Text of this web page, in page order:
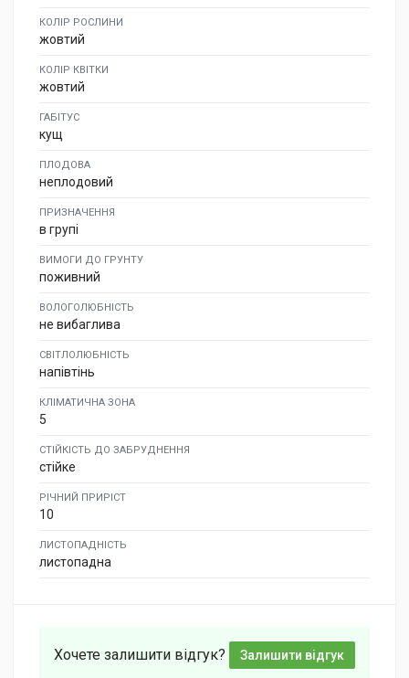
КОЛІР РОСЛИНИ
жовтий
КОЛІР КВІТКИ
жовтий
ГАБІТУС
кущ
ПЛОДОВА
неплодовий
ПРИЗНАЧЕННЯ
в групі
ВИМОГИ ДО ГРУНТУ
поживний
ВОЛОГОЛЮБНІСТЬ
не вибаглива
СВІТЛОЛЮБНІСТЬ
напівтінь
КЛІМАТИЧНА ЗОНА
5
СТІЙКІСТЬ ДО ЗАБРУДНЕННЯ
стійке
РІЧНИЙ ПРИРІСТ
10
ЛИСТОПАДНІСТЬ
листопадна
Хочете залишити відгук? Залишити відгук